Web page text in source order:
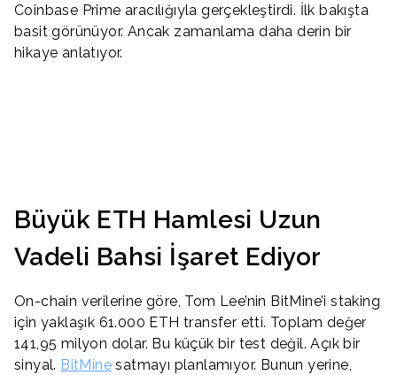
Coinbase Prime aracılığıyla gerçekleştirdi. İlk bakışta
basit görünüyor. Ancak zamanlama daha derin bir
hikaye anlatıyor.
Büyük ETH Hamlesi Uzun
Vadeli Bahsi İşaret Ediyor
On-chain verilerine göre, Tom Lee’nin BitMine’i staking
için yaklaşık 61.000 ETH transfer etti. Toplam değer
141,95 milyon dolar. Bu küçük bir test değil. Açık bir
sinyal. BitMine satmayı planlamıyor. Bunun yerine,